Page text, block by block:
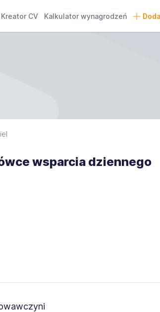
Kreator CV Kalkulator wynagrodzeń
wsparcia dziennego